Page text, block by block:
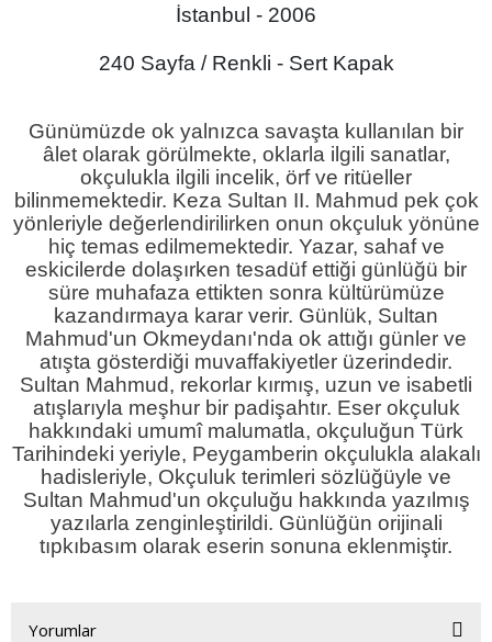
İstanbul - 2006
240 Sayfa / Renkli - Sert Kapak
Günümüzde ok yalnızca savaşta kullanılan bir
âlet olarak görülmekte, oklarla ilgili sanatlar,
okçulukla ilgili incelik, örf ve ritüeller
bilinmemektedir. Keza Sultan II. Mahmud pek çok
yönleriyle değerlendirilirken onun okçuluk yönüne
hiç temas edilmemektedir. Yazar, sahaf ve
eskicilerde dolaşırken tesadüf ettiği günlüğü bir
süre muhafaza ettikten sonra kültürümüze
kazandırmaya karar verir. Günlük, Sultan
Mahmud'un Okmeydanı'nda ok attığı günler ve
atışta gösterdiği muvaffakiyetler üzerindedir.
Sultan Mahmud, rekorlar kırmış, uzun ve isabetli
atışlarıyla meşhur bir padişahtır. Eser okçuluk
hakkındaki umumî malumatla, okçuluğun Türk
Tarihindeki yeriyle, Peygamberin okçulukla alakalı
hadisleriyle, Okçuluk terimleri sözlüğüyle ve
Sultan Mahmud'un okçuluğu hakkında yazılmış
yazılarla zenginleştirildi. Günlüğün orijinali
tıpkıbasım olarak eserin sonuna eklenmiştir.
Yorumlar